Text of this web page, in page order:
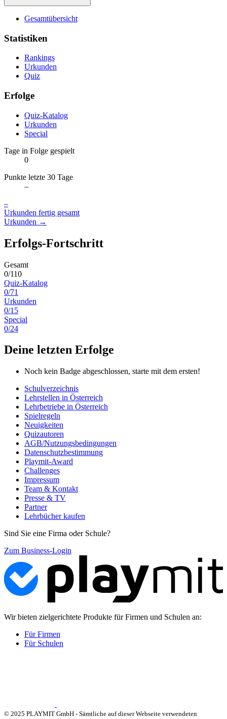
Gesamtübersicht
Statistiken
Rankings
Urkunden
Quiz
Erfolge
Quiz-Katalog
Urkunden
Special
Tage in Folge gespielt
0
Punkte letzte 30 Tage
–
–
Urkunden fertig gesamt
Urkunden →
Erfolgs-Fortschritt
Gesamt
0/110
Quiz-Katalog
0/71
Urkunden
0/15
Special
0/24
Deine letzten Erfolge
Noch kein Badge abgeschlossen, starte mit dem ersten!
Schulverzeichnis
Lehrstellen in Österreich
Lehrbetriebe in Österreich
Spielregeln
Neuigkeiten
Quizautoren
AGB/Nutzungsbedingungen
Datenschutzbestimmung
Playmit-Award
Challenges
Impressum
Team & Kontakt
Presse & TV
Partner
Lehrbücher kaufen
Sind Sie eine Firma oder Schule?
Zum Business-Login
Wir bieten zielgerichtete Produkte für Firmen und Schulen an:
Für Firmen
Für Schulen
© 2025 PLAYMIT GmbH - Sämtliche auf dieser Webseite verwendeten